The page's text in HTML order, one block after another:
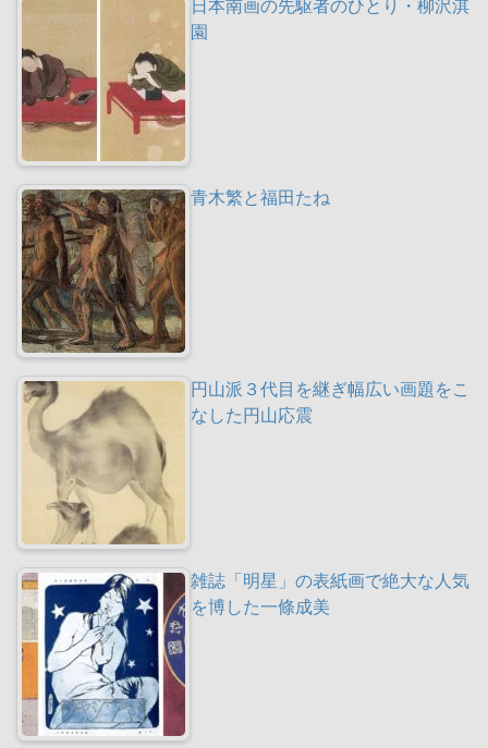
日本南画の先駆者のひとり・柳沢淇
園
青木繁と福田たね
円山派３代目を継ぎ幅広い画題をこ
なした円山応震
雑誌「明星」の表紙画で絶大な人気
を博した一條成美